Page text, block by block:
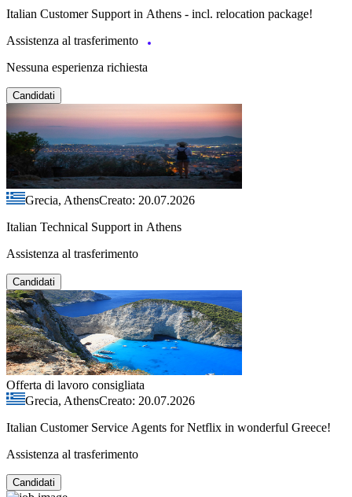
Italian Customer Support in Athens - incl. relocation package!
Assistenza al trasferimento
Nessuna esperienza richiesta
Candidati
Grecia, AthensCreato: 20.07.2026
Italian Technical Support in Athens
Assistenza al trasferimento
Candidati
Offerta di lavoro consigliata
Grecia, AthensCreato: 20.07.2026
Italian Customer Service Agents for Netflix in wonderful Greece!
Assistenza al trasferimento
Candidati